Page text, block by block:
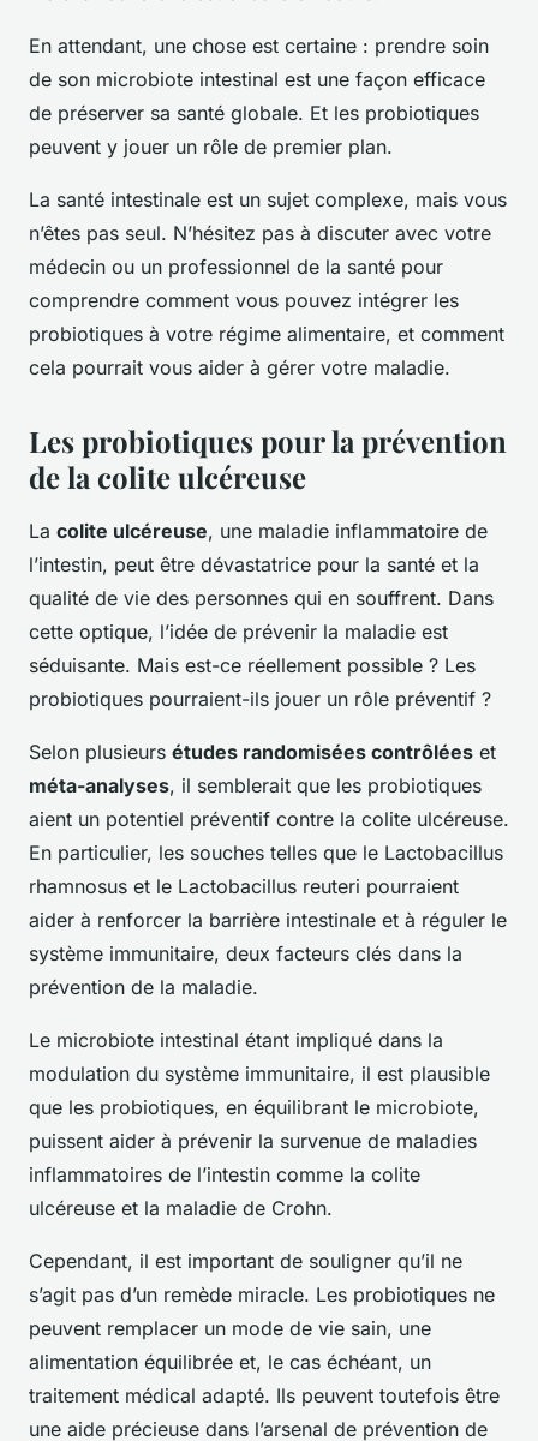
En attendant, une chose est certaine : prendre soin
de son microbiote intestinal est une façon efficace
de préserver sa santé globale. Et les probiotiques
peuvent y jouer un rôle de premier plan.
La santé intestinale est un sujet complexe, mais vous
n’êtes pas seul. N’hésitez pas à discuter avec votre
médecin ou un professionnel de la santé pour
comprendre comment vous pouvez intégrer les
probiotiques à votre régime alimentaire, et comment
cela pourrait vous aider à gérer votre maladie.
Les probiotiques pour la prévention
de la colite ulcéreuse
La colite ulcéreuse, une maladie inflammatoire de
l’intestin, peut être dévastatrice pour la santé et la
qualité de vie des personnes qui en souffrent. Dans
cette optique, l’idée de prévenir la maladie est
séduisante. Mais est-ce réellement possible ? Les
probiotiques pourraient-ils jouer un rôle préventif ?
Selon plusieurs études randomisées contrôlées et
méta-analyses, il semblerait que les probiotiques
aient un potentiel préventif contre la colite ulcéreuse.
En particulier, les souches telles que le Lactobacillus
rhamnosus et le Lactobacillus reuteri pourraient
aider à renforcer la barrière intestinale et à réguler le
système immunitaire, deux facteurs clés dans la
prévention de la maladie.
Le microbiote intestinal étant impliqué dans la
modulation du système immunitaire, il est plausible
que les probiotiques, en équilibrant le microbiote,
puissent aider à prévenir la survenue de maladies
inflammatoires de l’intestin comme la colite
ulcéreuse et la maladie de Crohn.
Cependant, il est important de souligner qu’il ne
s’agit pas d’un remède miracle. Les probiotiques ne
peuvent remplacer un mode de vie sain, une
alimentation équilibrée et, le cas échéant, un
traitement médical adapté. Ils peuvent toutefois être
une aide précieuse dans l’arsenal de prévention de